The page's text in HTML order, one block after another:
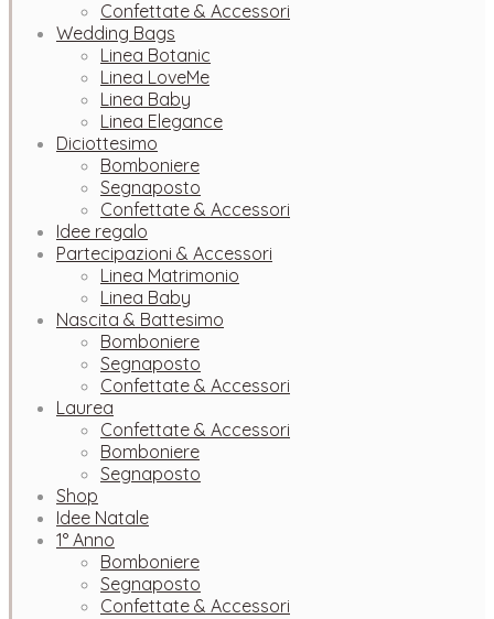
Confettate & Accessori
Wedding Bags
Linea Botanic
Linea LoveMe
Linea Baby
Linea Elegance
Diciottesimo
Bomboniere
Segnaposto
Confettate & Accessori
Idee regalo
Partecipazioni & Accessori
Linea Matrimonio
Linea Baby
Nascita & Battesimo
Bomboniere
Segnaposto
Confettate & Accessori
Laurea
Confettate & Accessori
Bomboniere
Segnaposto
Shop
Idee Natale
1° Anno
Bomboniere
Segnaposto
Confettate & Accessori